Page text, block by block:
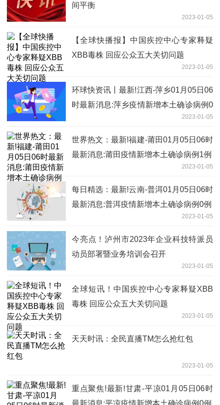
间平衡
2023-01-05
【全球快播报】中国疾控中心专家释疑
XBB毒株 回应公众五大关切问题
2023-01-05
环球快资讯丨最新!江西-萍乡01月05日06
时最新消息:萍乡疫情新增本土确诊病例0
2023-01-05
世界热文：最新!福建-莆田01月05日06时
最新消息:莆田疫情新增本土确诊病例1例
2023-01-05
每日精选：最新!云南-普洱01月05日06时
最新消息:普洱疫情新增本土确诊病例0例
2023-01-05
今亮点！泸州市2023年企业科技特派员
动员部署暨业务培训会召开
2023-01-05
全球短讯！中国疾控中心专家释疑XBB
毒株 回应公众五大关切问题
2023-01-05
天天时讯：全民直播TM怎么抢红包
2023-01-05
重点聚焦!最新!甘肃-平凉01月05日06时
最新消息:平凉疫情新增本土确诊病例0例